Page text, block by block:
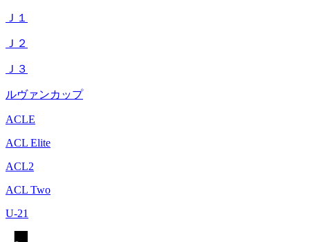
Ｊ１
Ｊ２
Ｊ３
ルヴァンカップ
ACLE
ACL Elite
ACL2
ACL Two
U-21